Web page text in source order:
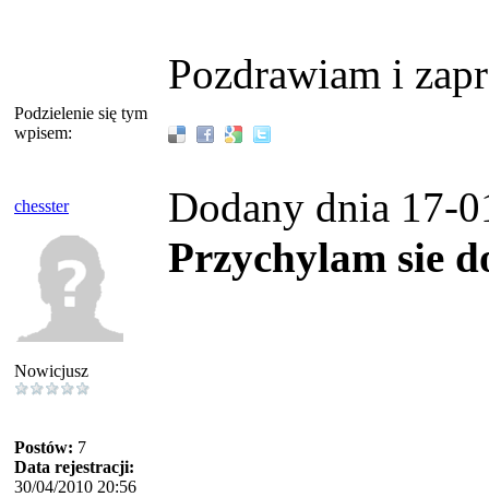
Pozdrawiam i
Podzielenie się tym
wpisem:
chesster Dodany dnia 17-
Nowicjusz
Postów: 7
Data rejestracji:
30/04/2010 20:56
Przychylam sie